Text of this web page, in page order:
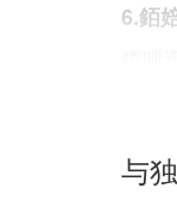
6.銆
鍐
庝
7.
与